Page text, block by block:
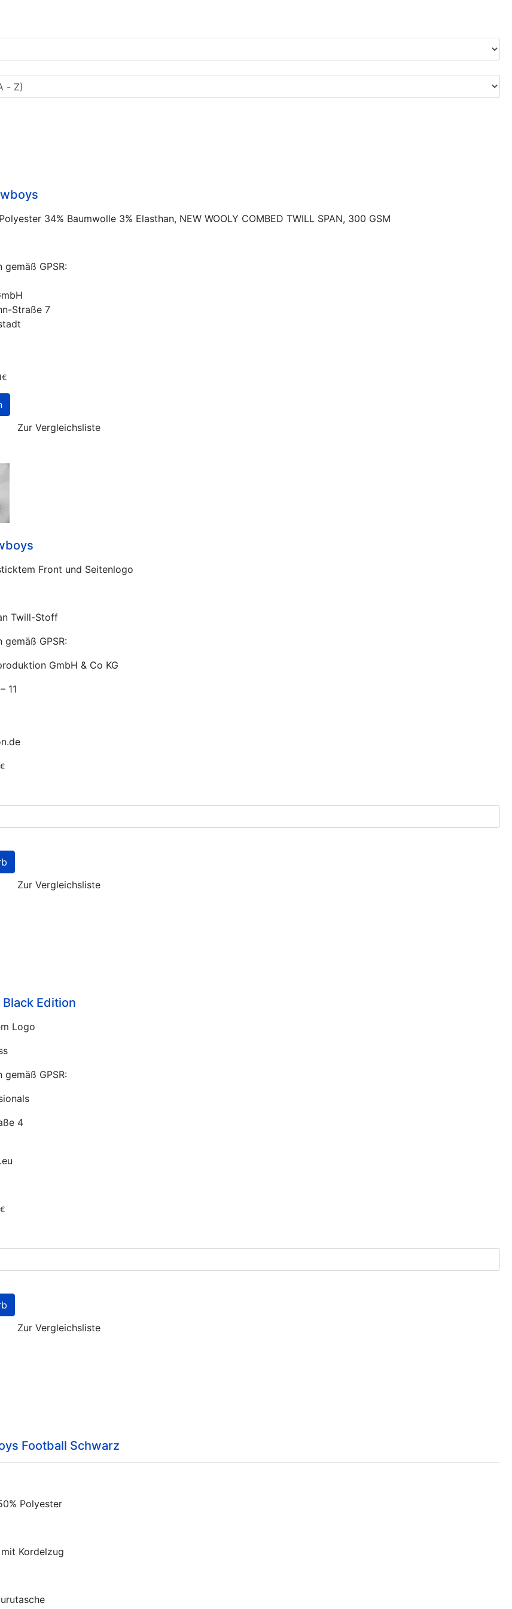
34% Baumwolle 3% Elasthan, NEW WOOLY COMBED TWILL SPAN, 300 GSM
gemäß GPSR:
Straße 7
Zur Vergleichsliste
Front und Seitenlogo
Twill-Stoff
gemäß GPSR:
GmbH & Co KG
11
Zur Vergleichsliste
Edition
Logo
gemäß GPSR:
4
Zur Vergleichsliste
Football Schwarz
Polyester
Kordelzug